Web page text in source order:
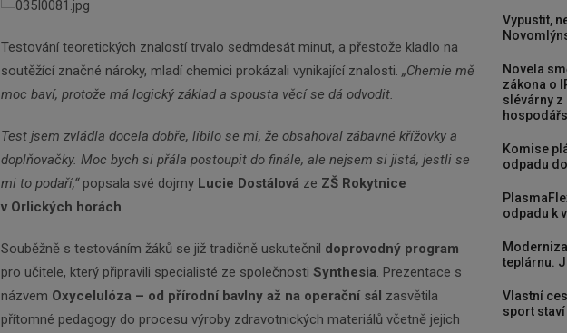
Testování teoretických znalostí trvalo sedmdesát minut, a přestože kladlo na
soutěžící značné nároky, mladí chemici prokázali vynikající znalosti. „Chemie mě
moc baví, protože má logický základ a spousta věcí se dá odvodit.
Test jsem zvládla docela dobře, líbilo se mi, že obsahoval zábavné křížovky a
doplňovačky. Moc bych si přála postoupit do finále, ale nejsem si jistá, jestli se
mi to podaří,“popsala své dojmy Lucie Dostálová ze ZŠ Rokytnice
v Orlických horách
Souběžně s testováním žáků se již tradičně uskutečnil doprovodný program
pro učitele, který připravili specialisté ze společnosti Synthesia . Prezentace s
názvem Oxycelulóza – od přírodní bavlny až na operační sál zasvětila
přítomné pedagogy do procesu výroby zdravotnických materiálů včetně jejich
Vypustit,
Novela
zákona o
slévárny
Komise
odpadu do
odpadu k
teplárnu.
Vlastní
sport staví